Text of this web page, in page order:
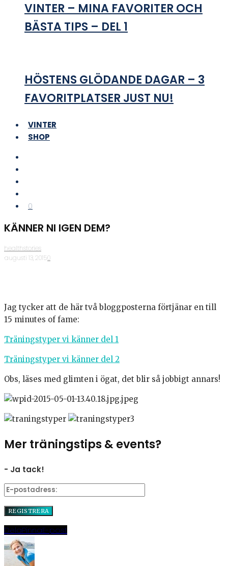
VINTER – MINA FAVORITER OCH
BÄSTA TIPS – DEL 1
HÖSTENS GLÖDANDE DAGAR – 3
FAVORITPLATSER JUST NU!
VINTER
SHOP
0
KÄNNER NI IGEN DEM?
healthstories
·augusti 13, 2015·0
Jag tycker att de här två bloggposterna förtjänar en till
15 minutes of fame:
Träningstyper vi känner del 1
Träningstyper vi känner del 2
Obs, läses med glimten i ögat, det blir så jobbigt annars!
Mer träningstips & events?
- Ja tack!
DelaPinnaE-post